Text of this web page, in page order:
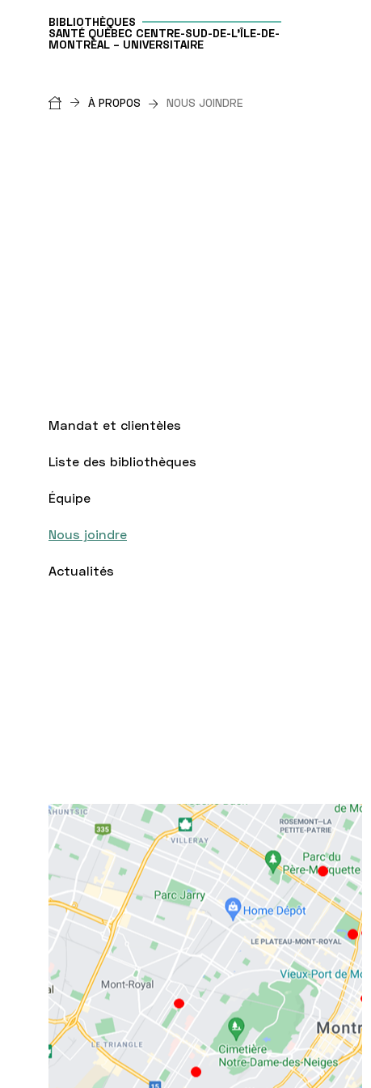
BIBLIOTHÈQUES
SANTÉ QUÉBEC CENTRE-SUD-DE-L'ÎLE-DE-
MONTRÉAL – UNIVERSITAIRE
À PROPOS NOUS JOINDRE
Mandat et clientèles
Liste des bibliothèques
Équipe
Nous joindre
Actualités